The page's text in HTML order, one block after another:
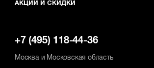
АКЦИИ И СКИДКИ
+7 (495) 118-44-36
Москва и Московская область